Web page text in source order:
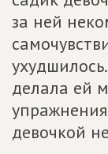
за ней
делала ей
девочкой